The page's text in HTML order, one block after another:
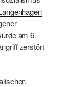
am 6.
zerstört